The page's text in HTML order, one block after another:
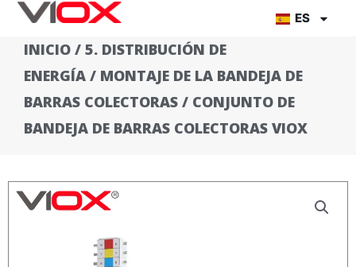
contenido
ES
INICIO / 5. DISTRIBUCIÓN DE
ENERGÍA / MONTAJE DE LA BANDEJA DE
BARRAS COLECTORAS / CONJUNTO DE
BANDEJA DE BARRAS COLECTORAS VIOX